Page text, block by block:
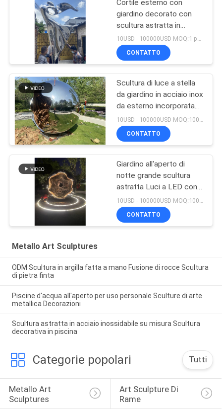
Cortile esterno con
giardino decorato con
scultura astratta in
acciaio inossidabile che
balla
10USD - 100000USD MOQ:1 pezzo
CONTATTO
Scultura di luce a stella
da giardino in acciaio inox
da esterno incorporata
con luci a LED con cambi
di luce
10USD - 100000USD MOQ:100 pezzi
CONTATTO
Giardino all'aperto di
notte grande scultura
astratta Luci a LED con
cambiamenti di onde
luminose benvenuto
scultura personalizzata
CONTATTO
Metallo Art Sculptures
ODM Scultura in argilla fatta a mano Fusione di rocce Scultura
di pietra finta
Piscine d'acqua all'aperto per uso personale Sculture di arte
metallica Decorazioni
Scultura astratta in acciaio inossidabile su misura Scultura
decorativa in piscina
Categorie popolari Tutti
Metallo Art
Sculptures
Art Sculpture Di
Rame